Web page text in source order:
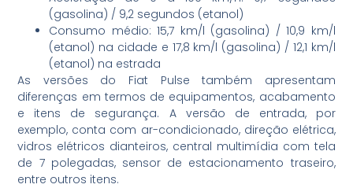
(gasolina) / 9,2 segundos (etanol)
Consumo médio: 15,7 km/l (gasolina) / 10,9 km/l
(etanol) na cidade e 17,8 km/l (gasolina) / 12,1 km/l
(etanol) na estrada
As versões do Fiat Pulse também apresentam
diferenças em termos de equipamentos, acabamento
e itens de segurança. A versão de entrada, por
exemplo, conta com ar-condicionado, direção elétrica,
vidros elétricos dianteiros, central multimídia com tela
de 7 polegadas, sensor de estacionamento traseiro,
entre outros itens.